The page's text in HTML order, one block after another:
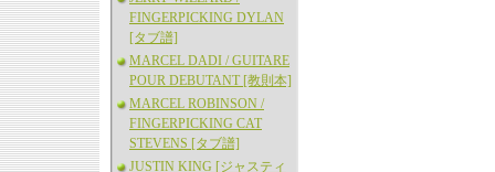
FINGERPICKING DYLAN
[タブ譜]
MARCEL DADI / GUITARE
POUR DEBUTANT [教則本]
MARCEL ROBINSON /
FINGERPICKING CAT
STEVENS [タブ譜]
JUSTIN KING [ジャスティ